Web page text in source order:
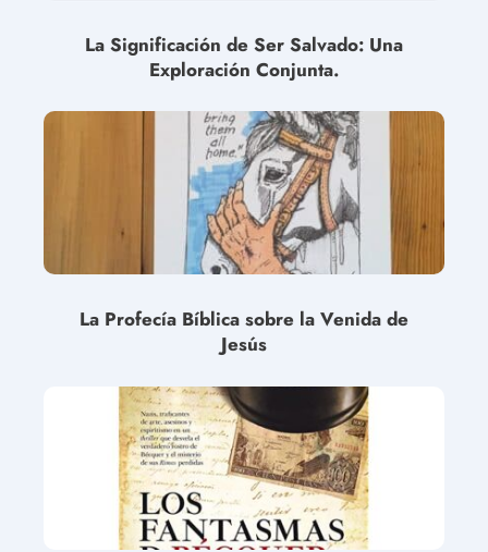
La Significación de Ser Salvado: Una
Exploración Conjunta.
La Profecía Bíblica sobre la Venida de
Jesús